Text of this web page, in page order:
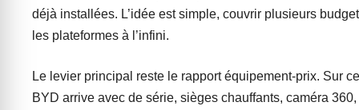
déjà installées. L’idée est simple, couvrir plusieurs
les plateformes à l’infini.
Le levier principal reste le rapport équipement-prix. Sur
BYD arrive avec de série, sièges chauffants, caméra